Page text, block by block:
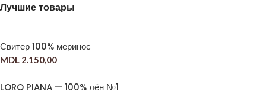
Лучшие товары
Свитер 100% меринос
MDL 2.150,00
LORO PIANA — 100% лён №1